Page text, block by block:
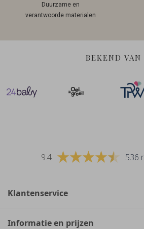
Duurzame en
verantwoorde materialen
BEKEND VAN
9.4 536
Klantenservice
Informatie en prijzen